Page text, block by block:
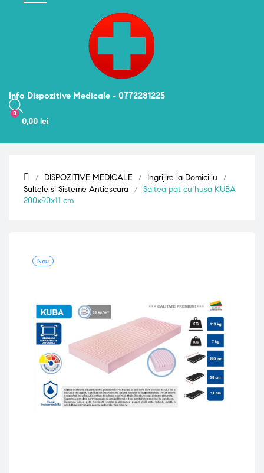
Info Dispozitive Medicale - 0772281225
0
0,00 lei
DISPOZITIVE MEDICALE
Ingrijire la Domiciliu
Saltele si Sisteme Antiescara
Saltea pat cu husa KUBA
200x90x11 cm
Nou